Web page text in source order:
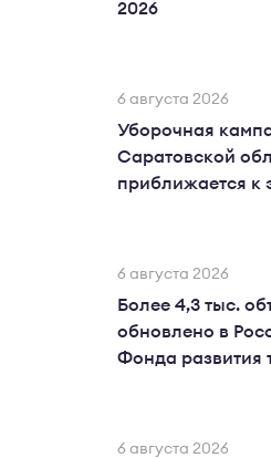
2026
6 августа 2026
Уборочная
Саратовской
приближается к
6 августа 2026
Более 4,3 тыс.
обновлено в
Фонда развития
6 августа 2026